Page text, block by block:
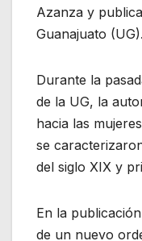
Azanza y
Guanajuato (UG).
Durante la
de la UG, la
hacia las
se
del siglo XIX y
En la
de un nuevo